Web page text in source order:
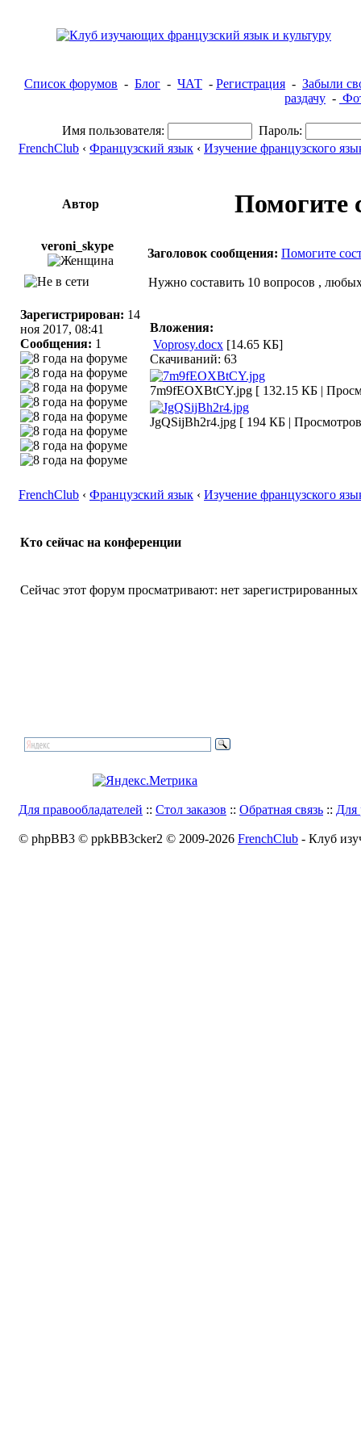
Список форумов - Блог - ЧАТ - Регистрация - Забыли
раздачу -
Имя пользователя:
Пароль:
FrenchClub ‹ Французский язык ‹ Изучение французского
Автор Помогите
veroni_skype
Заголовок сообщения: Помогите
Зарегистрирован: 14
ноя 2017, 08:41
Сообщения: 1
Нужно составить 10 вопросов ,
Вложения:
Voprosy.docx [14.65 КБ]
Скачиваний: 63
7m9fEOXBtCY.jpg [ 132.15 КБ |
JgQSijBh2r4.jpg [ 194 КБ |
FrenchClub ‹ Французский язык ‹ Изучение французского
Кто сейчас на конференции
Сейчас этот форум просматривают: нет зарегистрированных
Для правообладателей :: Стол заказов :: Обратная связь :: Для
© phpBB3 © ppkBB3cker2 © 2009-2026 FrenchClub - Клуб